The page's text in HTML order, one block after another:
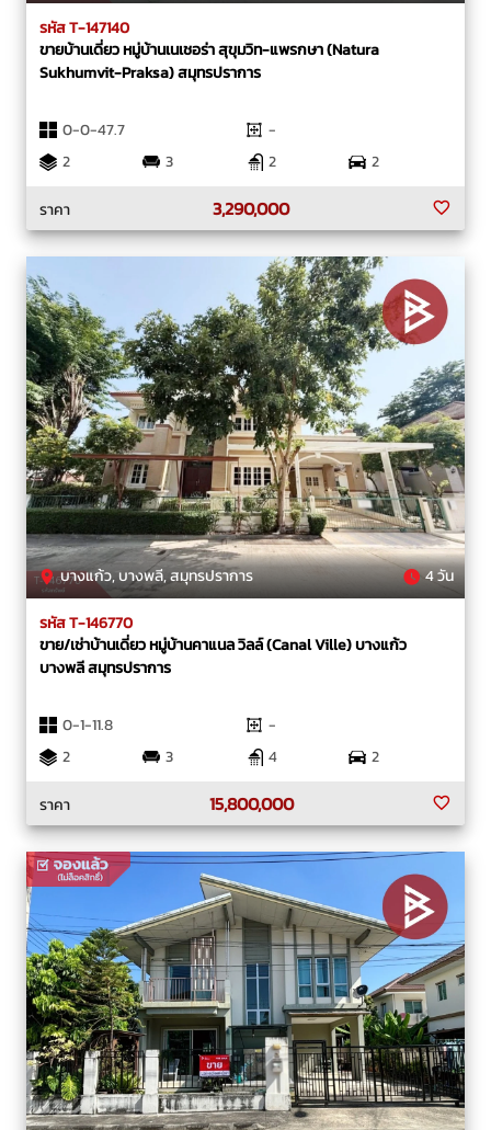
รหัส T-147140
ขายบ้านเดี่ยว หมู่บ้านเนเชอร่า สุขุมวิท-แพรกษา (Natura
Sukhumvit-Praksa) สมุทรปราการ
0-0-47.7
-
2
3 2
2
ราคา
3,290,000
บางแก้ว, บางพลี, สมุทรปราการ 4 วัน
รหัส T-146770
ขาย/เช่าบ้านเดี่ยว หมู่บ้านคาแนล วิลล์ (Canal Ville) บางแก้ว
บางพลี สมุทรปราการ
0-1-11.8
-
2
3 4
2
ราคา
15,800,000